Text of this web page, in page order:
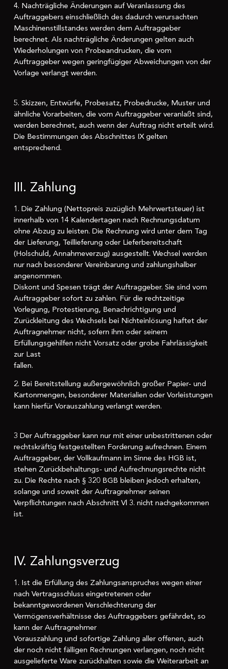
4. Nachträgliche Änderungen auf Veranlassung des
Auftraggebers einschließlich des dadurch verursachten
Maschinenstillstandes werden dem Auftraggeber
berechnet. Als nachträgliche Änderungen gelten auch
Wiederholungen von Probeandrucken, die vom
Auftraggeber wegen geringfügiger Abweichungen von der
Vorlage verlangt werden.
5. Skizzen, Entwürfe, Probesatz, Probedrucke, Muster und
ähnliche Vorarbeiten, die vom Auftraggeber veranlaßt sind,
werden berechnet, auch wenn der Auftrag nicht erteilt wird.
Die Bestimmungen des Abschnittes IX gelten
entsprechend.
III. Zahlung
1. Die Zahlung (Nettopreis zuzüglich Mehrwertsteuer) ist
innerhalb von 14 Kalendertagen nach Rechnungsdatum
ohne Abzug zu leisten. Die Rechnung wird unter dem Tag
der Lieferung, Teillieferung oder Lieferbereitschaft
(Holschuld, Annahmeverzug) ausgestellt. Wechsel werden
nur nach besonderer Vereinbarung und zahlungshalber
angenommen.
Diskont und Spesen trägt der Auftraggeber. Sie sind vom
Auftraggeber sofort zu zahlen. Für die rechtzeitige
Vorlegung, Protestierung, Benachrichtigung und
Zurückleitung des Wechsels bei Nichteinlösung haftet der
Auftragnehmer nicht, sofern ihm oder seinem
Erfüllungsgehilfen nicht Vorsatz oder grobe Fahrlässigkeit
zur Last
fallen.
2. Bei Bereitstellung außergewöhnlich großer Papier- und
Kartonmengen, besonderer Materialien oder Vorleistungen
kann hierfür Vorauszahlung verlangt werden.
3 Der Auftraggeber kann nur mit einer unbestrittenen oder
rechtskräftig festgestellten Forderung aufrechnen. Einem
Auftraggeber, der Vollkaufmann im Sinne des HGB ist,
stehen Zurückbehaltungs- und Aufrechnungsrechte nicht
zu. Die Rechte nach § 320 BGB bleiben jedoch erhalten,
solange und soweit der Auftragnehmer seinen
Verpflichtungen nach Abschnitt Vl 3. nicht nachgekommen
ist.
IV. Zahlungsverzug
1. Ist die Erfüllung des Zahlungsanspruches wegen einer
nach Vertragsschluss eingetretenen oder
bekanntgewordenen Verschlechterung der
Vermögensverhältnisse des Auftraggebers gefährdet, so
kann der Auftragnehmer
Vorauszahlung und sofortige Zahlung aller offenen, auch
der noch nicht fälligen Rechnungen verlangen, noch nicht
ausgelieferte Ware zurückhalten sowie die Weiterarbeit an